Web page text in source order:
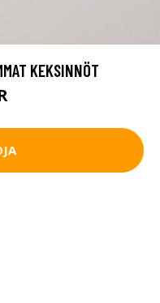
KEKSINNÖT